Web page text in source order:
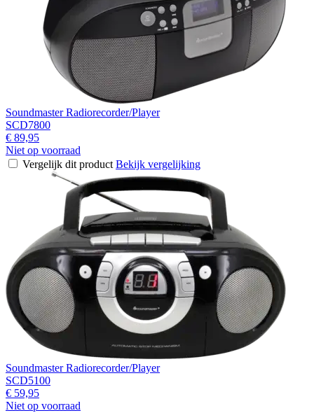
Soundmaster Radiorecorder/Player
SCD7800
€ 89,95
Niet op voorraad
Vergelijk dit product Bekijk vergelijking
Soundmaster Radiorecorder/Player
SCD5100
€ 59,95
Niet op voorraad